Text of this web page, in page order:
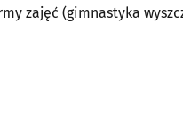
zajęć (gimnastyka